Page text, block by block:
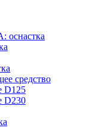
оснастка
средство
D125
D230